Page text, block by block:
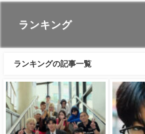
ランキング
ランキングの記事一覧